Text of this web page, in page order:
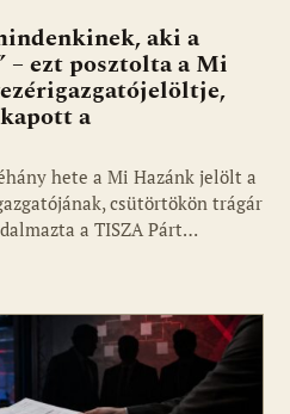
aki a
– ezt posztolta a Mi
a
hete a Mi Hazánk jelölt a
csütörtökön trágár
a TISZA Párt…